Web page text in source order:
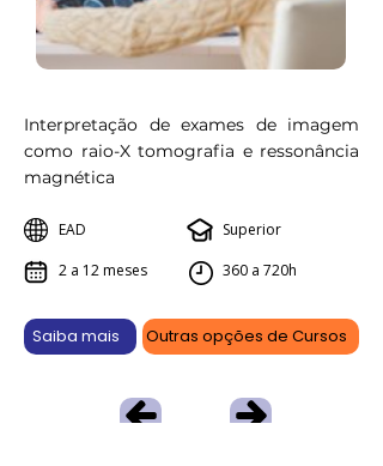
Interpretação de exames de imagem
como raio-X tomografia e ressonância
magnética
EAD
2 a 12 meses
Superior
360 a 720h
Saiba mais Outras opções de Cursos